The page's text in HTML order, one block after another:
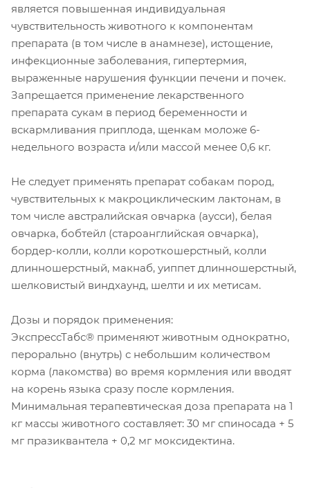
является повышенная индивидуальная
чувствительность животного к компонентам
препарата (в том числе в анамнезе), истощение,
инфекционные заболевания, гипертермия,
выраженные нарушения функции печени и почек.
Запрещается применение лекарственного
препарата сукам в период беременности и
вскармливания приплода, щенкам моложе 6-
недельного возраста и/или массой менее 0,6 кг.
Не следует применять препарат собакам пород,
чувствительных к макроциклическим лактонам, в
том числе австралийская овчарка (аусси), белая
овчарка, бобтейл (староанглийская овчарка),
бордер-колли, колли короткошерстный, колли
длинношерстный, макнаб, уиппет длинношерстный,
шелковистый виндхаунд, шелти и их метисам.
Дозы и порядок применения:
ЭкспрессТабс® применяют животным однократно,
перорально (внутрь) с небольшим количеством
корма (лакомства) во время кормления или вводят
на корень языка сразу после кормления.
Минимальная терапевтическая доза препарата на 1
кг массы животного составляет: 30 мг спиносада + 5
мг празиквантела + 0,2 мг моксидектина.